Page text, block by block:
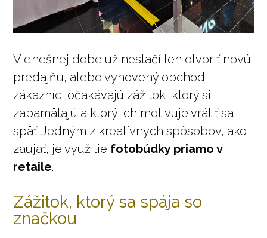
V dnešnej dobe už nestačí len otvoriť novú
predajňu, alebo vynovený obchod –
zákazníci očakávajú zážitok, ktorý si
zapamätajú a ktorý ich motivuje vrátiť sa
späť. Jedným z kreatívnych spôsobov, ako
zaujať, je využitie fotobúdky priamo v
retaile.
Zážitok, ktorý sa spája so
značkou